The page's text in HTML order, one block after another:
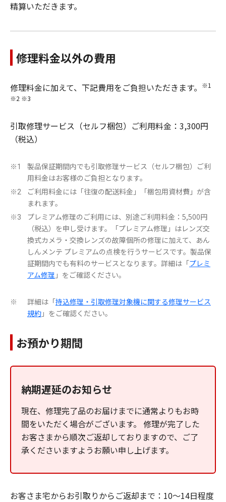
精算いただきます。
修理料金以外の費用
修理料金に加えて、下記費用をご負担いただきます。
※1
※2 ※3
引取修理サービス（セルフ梱包）ご利用料金：3,300円
（税込）
※1
製品保証期間内でも引取修理サービス（セルフ梱包）ご利
用料金はお客様のご負担となります。
※2
ご利用料金には「往復の配送料金」「梱包用資材費」が含
まれます。
※3
プレミアム修理のご利用には、別途ご利用料金：5,500円
（税込）を申し受けます。「プレミアム修理」はレンズ交
換式カメラ・交換レンズの故障個所の修理に加えて、あん
しんメンテ プレミアムの点検を行うサービスです。製品保
証期間内でも有料のサービスとなります。詳細は「プレミ
アム修理 」をご確認ください。
※ 詳細は「持込修理・引取修理対象機に関する修理サービス
規約 」をご確認ください。
お預かり期間
納期遅延のお知らせ
現在、修理完了品のお届けまでに通常よりもお時
間をいただく場合がございます。 修理が完了した
お客さまから順次ご返却しておりますので、ご了
承くださいますようお願い申し上げます。
お客さま宅からお引取りからご返却まで：10～14日程度